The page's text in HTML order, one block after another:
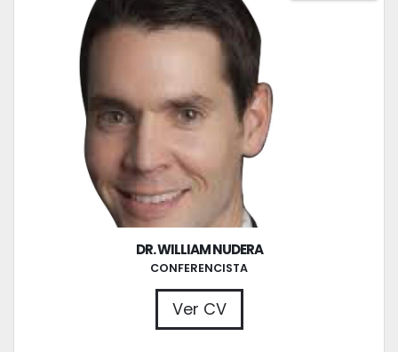
DR. WILLIAM NUDERA
CONFERENCISTA
Ver CV